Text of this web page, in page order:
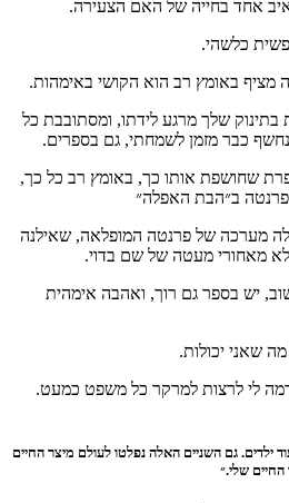
אחד בחייה של האם הצעירה.
כלשהי.
מציף באומץ רב הוא הקושי באימהות.
שלך מרגע לידתו, ומסתובבת כל
כבר מזמן לשמחתי, גם בספרים.
שחושפת אותו כך, באומץ רב כל כך,
ב״הבת האפלה״
מערכה של פרנטה המופלאה, שאילנה
מאחורי מעטה של שם בדוי.
יש בספר גם רוך, ואהבה אימהית
שאני יכולות.
לי לרצות למרקר כל משפט כמעט.
ילדים. גם השניים האלה נפלטו לעולם מיצר החיים
שלי.״